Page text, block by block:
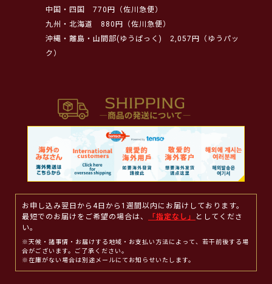
中国・四国
770円（佐川急便）
九州・北海道
880円（佐川急便）
沖縄・離島・山間部(ゆうぱっく)
2,057円（ゆうパッ
ク）
お申し込み翌日から4日から1週間以内にお届けしております。
最短でのお届けをご希望の場合は、
「指定なし」
としてくださ
い。
※天候・諸事情・お届けする地域・お支払い方法によって、若干前後する場
合がございます。ご了承ください。
※在庫がない場合は別途メールにてお知らせいたします。